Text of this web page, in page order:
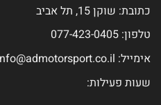
כתובת: שוקן 15, תל אביב
טלפון: 077-423-0405
אימייל:
שעות פעילות: